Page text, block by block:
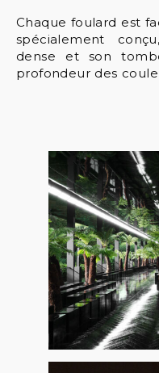
Chaque foulard est
spécialement
dense et son
profondeur des